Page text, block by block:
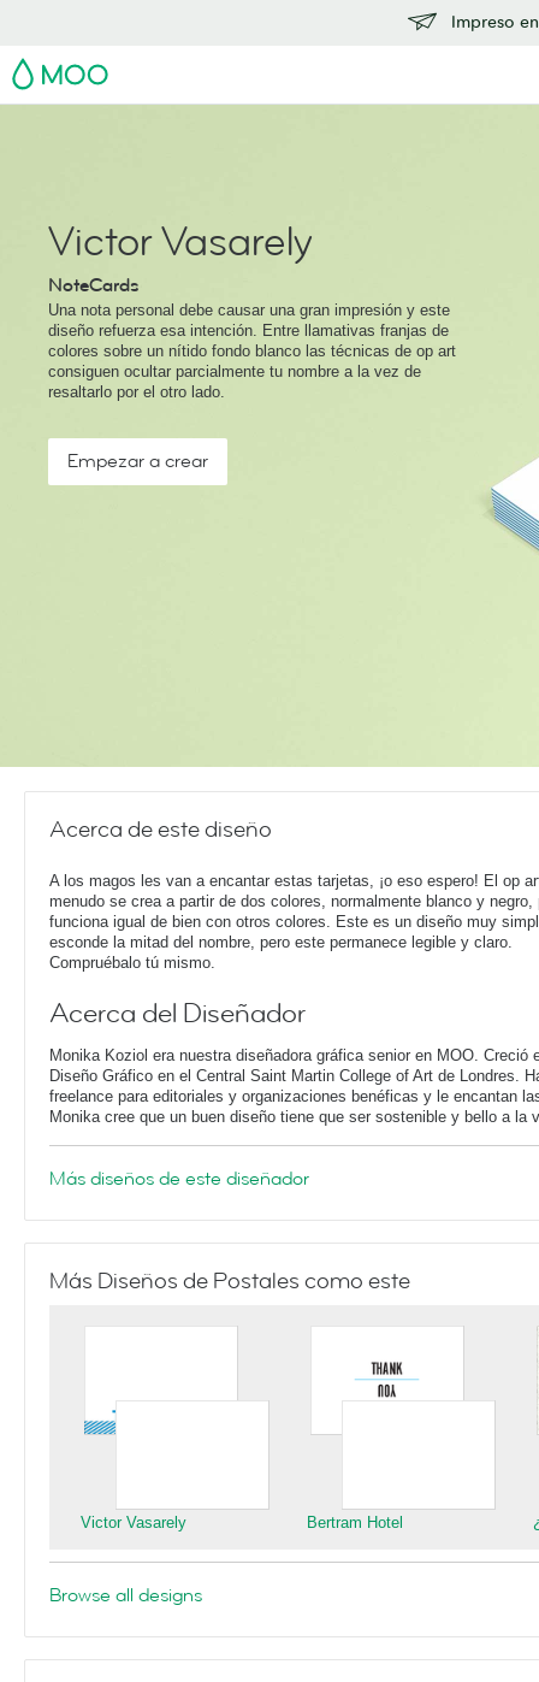
Impreso
MOO
Victor Vasarely
NoteCards
Una nota personal debe causar una gran impresión y este
diseño refuerza esa intención. Entre llamativas franjas de
colores sobre un nítido fondo blanco las técnicas de op art
consiguen ocultar parcialmente tu nombre a la vez de
resaltarlo por el otro lado.
Empezar a crear
Acerca de este diseño
A los magos les van a encantar estas tarjetas, ¡o eso espero! El op
menudo se crea a partir de dos colores, normalmente blanco y negro,
funciona igual de bien con otros colores. Este es un diseño muy
esconde la mitad del nombre, pero este permanece legible y claro.
Compruébalo tú mismo.
Acerca del Diseñador
Monika Koziol era nuestra diseñadora gráfica senior en MOO. Creció
Diseño Gráfico en el Central Saint Martin College of Art de Londres.
freelance para editoriales y organizaciones benéficas y le encantan
Monika cree que un buen diseño tiene que ser sostenible y bello a la
Más diseños de este diseñador
Más Diseños de Postales como este
Victor Vasarely Bertram Hotel
Browse all designs